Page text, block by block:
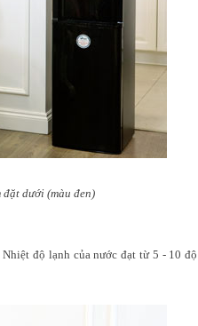
dưới (màu đen)
độ lạnh của nước đạt từ 5 - 10